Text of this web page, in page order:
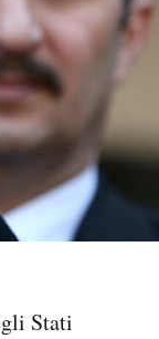
Stati